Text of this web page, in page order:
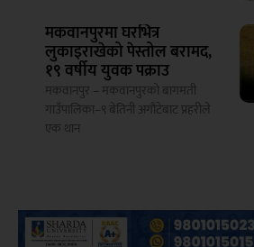
मकवानपुरमा घरभित्र
लुकाइराखेको पेस्तोल बरामद,
१९ वर्षीय युवक पक्राउ
मकवानपुर – मकवानपुरको बागमती
गाउँपालिका–९ बेतिनी अगौटेबाट प्रहरीले
एक थान